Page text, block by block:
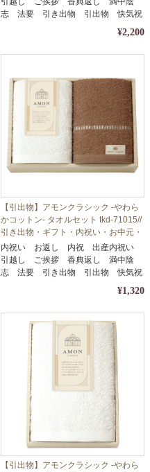
志 法要 引き出物 引出物 快気祝
¥2,200
【引出物】アモンクラシック -やわら
かコットン- タオルセット tkd-71015//
引き出物・ギフト・内祝い・お中元・
お歳暮等に
内祝い お返し 内祝 出産内祝い
引越し ご挨拶 香典返し 満中陰
志 法要 引き出物 引出物 快気祝
¥1,320
【引出物】アモンクラシック -やわら